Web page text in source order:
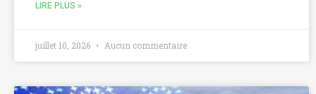
LIRE PLUS »
juillet 10, 2026 Aucun commentaire